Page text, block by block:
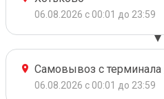
06.08.2026 с 00:01 до 23:59
Самовывоз с терминала
06.08.2026 с 00:01 до 23:59